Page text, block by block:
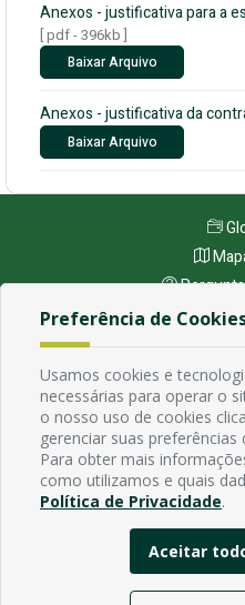
Anexos - justificativa para a
[ pdf - 396kb ]
Baixar Arquivo
Anexos - justificativa da
Baixar Arquivo
Avenida Rio Branco, 484
Horário de
Segunda à Sexta de 7h ás 13h,
estaduais e municipais.
Manual
Política
Preferência de
Usamos cookies e
necessárias para operar o
o nosso uso de cookies
gerenciar suas preferências
Para obter mais
como utilizamos e quais
Política de Privacidade.
Aceitar